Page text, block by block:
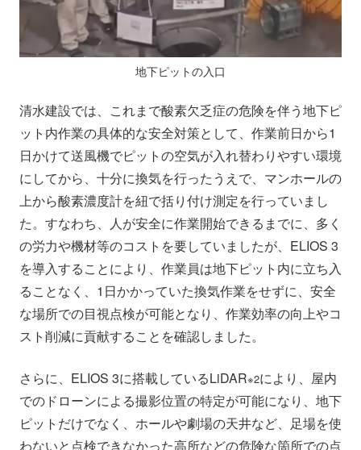
地下ピットの入口
清水建設では、これまで酸素欠乏症の危険を伴う地下ピ
ット内作業の具体的な安全対策として、作業前日から1
日かけて送風機でピットの空気が入れ替わりやすい環境
にしてから、十分に換気を行ったうえで、マンホールの
上から酸素濃度計を紐で括り付け測定を行っていまし
た。すなわち、人が安全に作業開始できるまでに、多く
の労力や機材等のコストを要していましたが、ELIOS 3
を導入することにより、作業員は地下ピット内に立ち入
ることなく、1日かかっていた換気作業をせずに、安全
な場所での目視点検が可能となり、作業効率の向上やコ
スト削減に貢献することを確認しました。
さらに、ELIOS 3に搭載しているLiDAR※2により、屋内
でのドローンによる撮影位置の特定が可能になり、地下
ピットだけでなく、ホールや劇場の天井など、足場を使
わないと点検できなかった高所などの危険な箇所での点